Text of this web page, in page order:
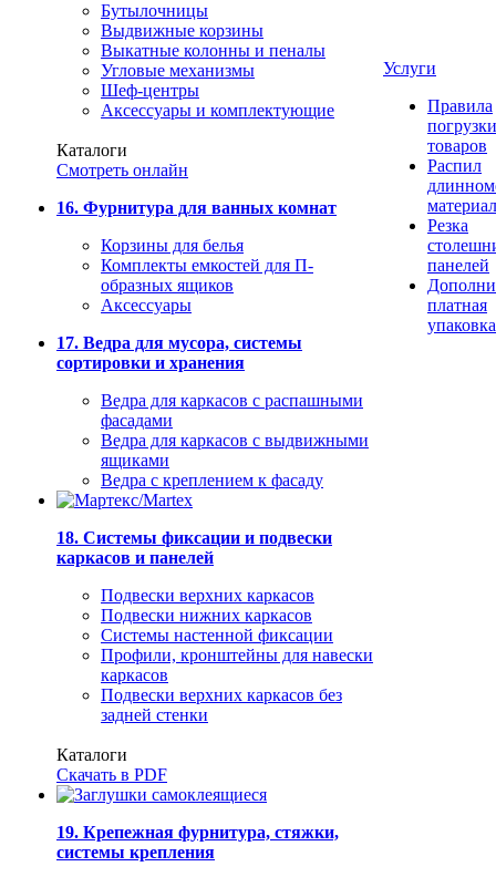
Бутылочницы
Выдвижные корзины
Выкатные колонны и пеналы
Угловые механизмы
Шеф-центры
Аксессуары и комплектующие
Каталоги
Смотреть онлайн
16. Фурнитура для ванных комнат
Корзины для белья
Комплекты емкостей для П-
образных ящиков
Аксессуары
17. Ведра для мусора, системы
сортировки и хранения
Ведра для каркасов с распашными
фасадами
Ведра для каркасов с выдвижными
ящиками
Ведра с креплением к фасаду
18. Системы фиксации и подвески
каркасов и панелей
Подвески верхних каркасов
Подвески нижних каркасов
Системы настенной фиксации
Профили, кронштейны для навески
каркасов
Подвески верхних каркасов без
задней стенки
Каталоги
Скачать в PDF
19. Крепежная фурнитура, стяжки,
системы крепления
Услуги
Правила
погрузки
товаров
Распил
Резка
панелей
платная
упаковка